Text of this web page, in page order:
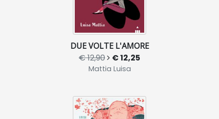
DUE VOLTE L'AMORE
€ 12,90 € 12,25
Mattia Luisa